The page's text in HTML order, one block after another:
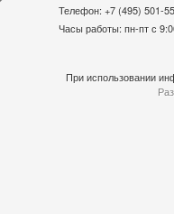
Телефон: +7 (495)
Часы работы: пн-пт с
При использовании